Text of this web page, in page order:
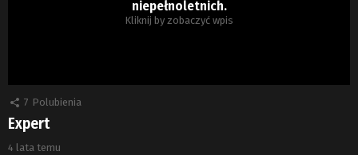
niepełnoletnich.
Kliknij by zobaczyć wpis
7 Polubienia
Expert
4 lata temu